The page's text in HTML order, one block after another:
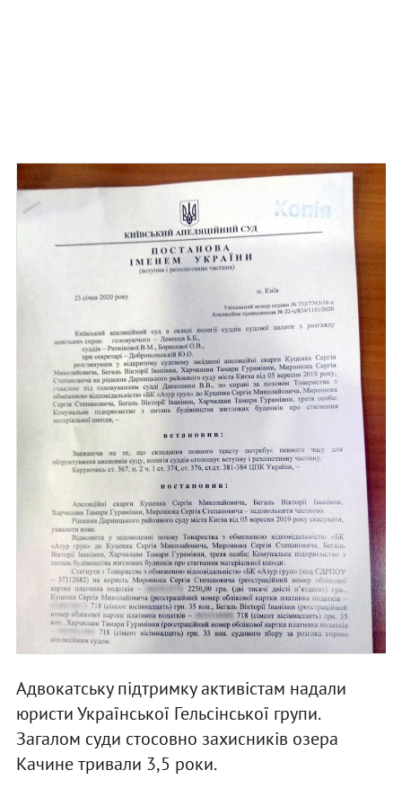
Адвокатську підтримку активістам надали
юристи Української Гельсінcької групи.
Загалом суди стосовно захисників озера
Качине тривали 3,5 роки.